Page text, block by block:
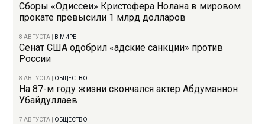
Сборы «Одиссеи» Кристофера Нолана в мировом
прокате превысили 1 млрд долларов
8 АВГУСТА В МИРЕ
Сенат США одобрил «адские санкции» против
России
8 АВГУСТА ОБЩЕСТВО
На 87-м году жизни скончался актер Абдуманнон
Убайдуллаев
7 АВГУСТА ОБЩЕСТВО